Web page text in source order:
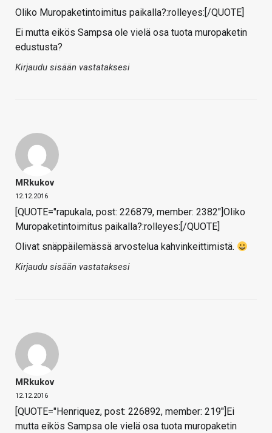
Oliko Muropaketintoimitus paikalla?:rolleyes:[/QUOTE]
Ei mutta eikös Sampsa ole vielä osa tuota muropaketin
edustusta?
Kirjaudu sisään vastataksesi
MRkukov
12.12.2016
[QUOTE="rapukala, post: 226879, member: 2382"]Oliko
Muropaketintoimitus paikalla?:rolleyes:[/QUOTE]
Olivat snäppäilemässä arvostelua kahvinkeittimistä.
Kirjaudu sisään vastataksesi
MRkukov
12.12.2016
[QUOTE="Henriquez, post: 226892, member: 219"]Ei
mutta eikös Sampsa ole vielä osa tuota muropaketin